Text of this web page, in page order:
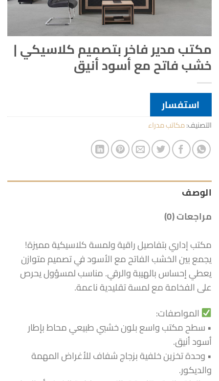
مكتب مدير فاخر بتصميم كلاسيكي |
خشب فاتح مع أسود أنيق
استفسار
التصنيف:مكاتب مدراء
الوصف
مراجعات (0)
مكتب إداري بتفاصيل راقية ولمسة كلاسيكية مميزة!
يجمع بين الخشب الفاتح مع الأسود في تصميم متوازن
يعطي إحساس بالهيبة والرقي. مناسب لمسؤول يحرص
على الفخامة مع لمسة تقليدية ناعمة.
المواصفات:
• سطح مكتب واسع بلون خشبي طبيعي محاط بإطار
أسود أنيق.
• وحدة تخزين خلفية بزجاج شفاف للأغراض المهمة
والديكور.